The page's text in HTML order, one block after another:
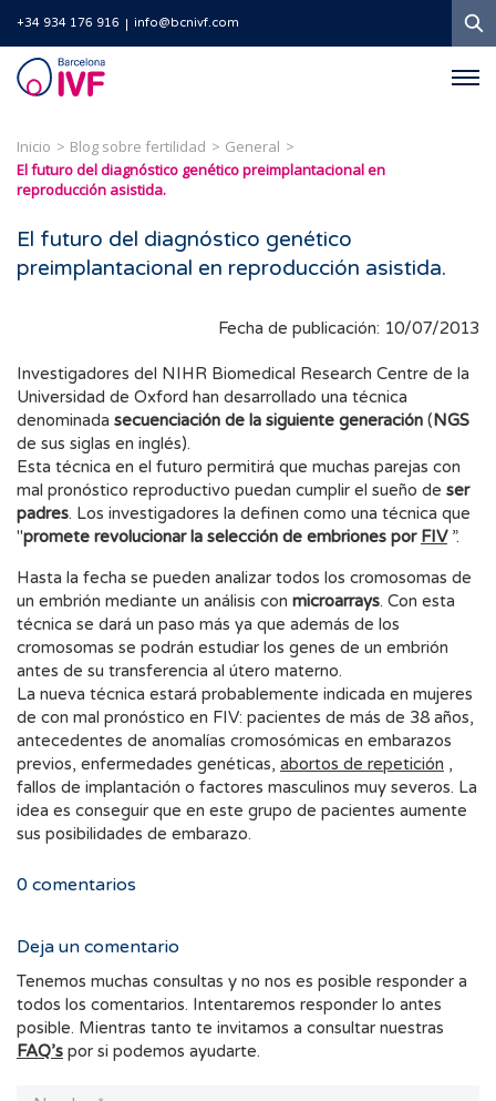
+34 934 176 916 info@bcnivf.com
Barcelona
IVF
Inicio Blog sobre fertilidad
General
El futuro del diagnóstico genético preimplantacional en
reproducción asistida.
El futuro del diagnóstico genético
preimplantacional en reproducción asistida.
Fecha de publicación: 10/07/2013
Investigadores del NIHR Biomedical Research Centre de la
Universidad de Oxford han desarrollado una técnica
denominada secuenciación de la siguiente generación (NGS
de sus siglas en inglés).
Esta técnica en el futuro permitirá que muchas parejas con
mal pronóstico reproductivo puedan cumplir el sueño de ser
padres. Los investigadores la definen como una técnica que
"promete revolucionar la selección de embriones por FIV ”.
Hasta la fecha se pueden analizar todos los cromosomas de
un embrión mediante un análisis con microarrays. Con esta
técnica se dará un paso más ya que además de los
cromosomas se podrán estudiar los genes de un embrión
antes de su transferencia al útero materno.
La nueva técnica estará probablemente indicada en mujeres
de con mal pronóstico en FIV: pacientes de más de 38 años,
antecedentes de anomalías cromosómicas en embarazos
previos, enfermedades genéticas, abortos de repetición ,
fallos de implantación o factores masculinos muy severos. La
idea es conseguir que en este grupo de pacientes aumente
sus posibilidades de embarazo.
0 comentarios
Deja un comentario
Tenemos muchas consultas y no nos es posible responder a
todos los comentarios. Intentaremos responder lo antes
posible. Mientras tanto te invitamos a consultar nuestras
FAQ’s por si podemos ayudarte.